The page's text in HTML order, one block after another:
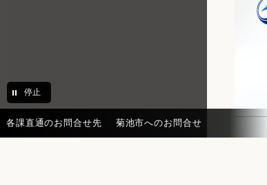
停止
各課直通のお問合せ先 菊池市へのお問合せ